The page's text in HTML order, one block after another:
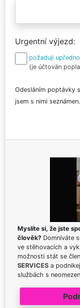
Urgentní výjezd
požaduji
(je účtován
Odesláním poptávky
jsem s nimi seznámen.
Myslíte si, že jste
člověk? Domníváte
ve stěhovacích a
možnosti stát se
SERVICES a
službách s